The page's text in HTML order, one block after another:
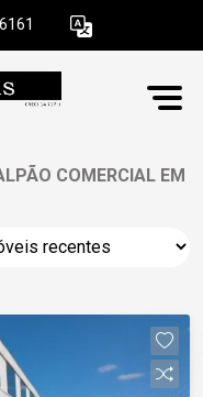
COMERCIAL EM